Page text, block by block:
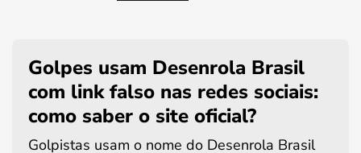
Golpes usam Desenrola Brasil
com link falso nas redes sociais:
como saber o site oficial?
Golpistas usam o nome do Desenrola Brasil